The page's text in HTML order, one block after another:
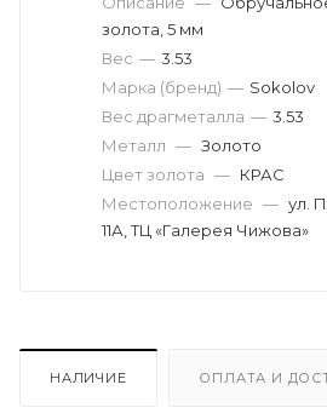
золота, 5 мм
Вес драгметалла — 3.53
Марка (бренд) — Sokolov
Вес — 3.53
Металл — Золото
Цвет золота — КРАС
Местоположение — ул.
11А, ТЦ «Галерея Чижова»
НАЛИЧИЕ ОПЛАТА И